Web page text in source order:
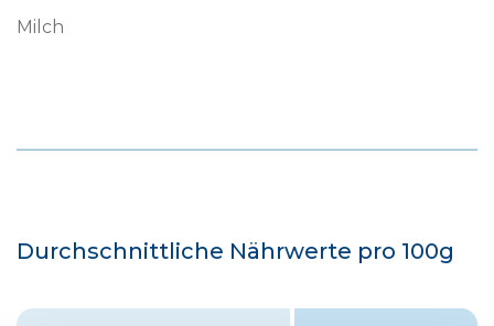
Milch
Durchschnittliche Nährwerte pro 100g